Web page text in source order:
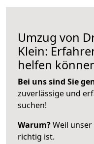
Umzug von
Klein:
helfen
Bei uns sind Sie
zuverlässige und
suchen!
Warum?Weil
richtig ist.